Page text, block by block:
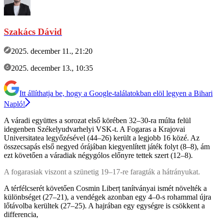
Szakács Dávid
2025. december 11., 21:20
2025. december 13., 10:35
Itt állíthatja be, hogy a Google-találatokban elöl legyen a Bihari
Napló!
A váradi együttes a sorozat első körében 32–30-ra múlta felül
idegenben Székelyudvarhelyi VSK-t. A Fogaras a Krajovai
Universitatea legyőzésével (44–26) került a legjobb 16 közé. Az
összecsapás első negyed órájában kiegyenlített játék folyt (8–8), ám
ezt követően a váradiak négygólos előnyre tettek szert (12–8).
A fogarasiak viszont a szünetig 19–17-re faragták a hátrányukat.
A térfélcserét követően Cosmin Liberț tanítványai ismét növelték a
különbséget (27–21), a vendégek azonban egy 4–0-s rohammal újra
lőtávolba kerültek (27–25). A hajrában egy egységre is csökkent a
differencia,